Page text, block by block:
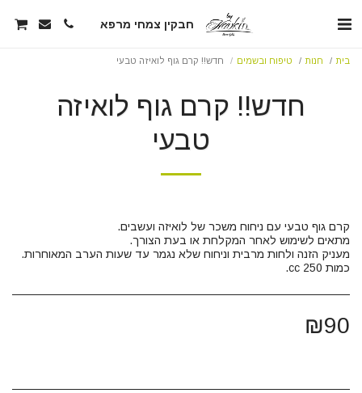
חבקין צמחי מרפא
בית חנות טיפוח ובשמים חדש!! קרם גוף לואיזה טבעי
חדש!! קרם גוף לואיזה
טבעי
כמות 250 cc.
₪90